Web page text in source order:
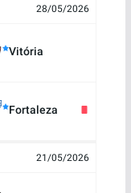
28/05/2026
Vitória
Fortaleza
21/05/2026